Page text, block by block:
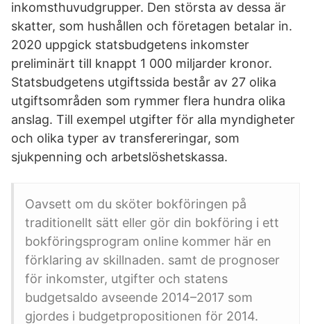
inkomsthuvudgrupper. Den största av dessa är
skatter, som hushållen och företagen betalar in.
2020 uppgick statsbudgetens inkomster
preliminärt till knappt 1 000 miljarder kronor.
Statsbudgetens utgiftssida består av 27 olika
utgiftsområden som rymmer flera hundra olika
anslag. Till exempel utgifter för alla myndigheter
och olika typer av transfereringar, som
sjukpenning och arbetslöshetskassa.
Oavsett om du sköter bokföringen på
traditionellt sätt eller gör din bokföring i ett
bokföringsprogram online kommer här en
förklaring av skillnaden. samt de prognoser
för inkomster, utgifter och statens
budgetsaldo avseende 2014–2017 som
gjordes i budgetpropositionen för 2014.